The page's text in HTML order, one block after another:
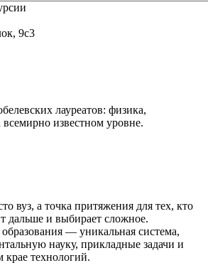
9с3
лауреатов: физика,
известном уровне.
вуз, а точка притяжения для тех, кто
дальше и выбирает сложное.
— уникальная система,
науку, прикладные задачи и
крае технологий.